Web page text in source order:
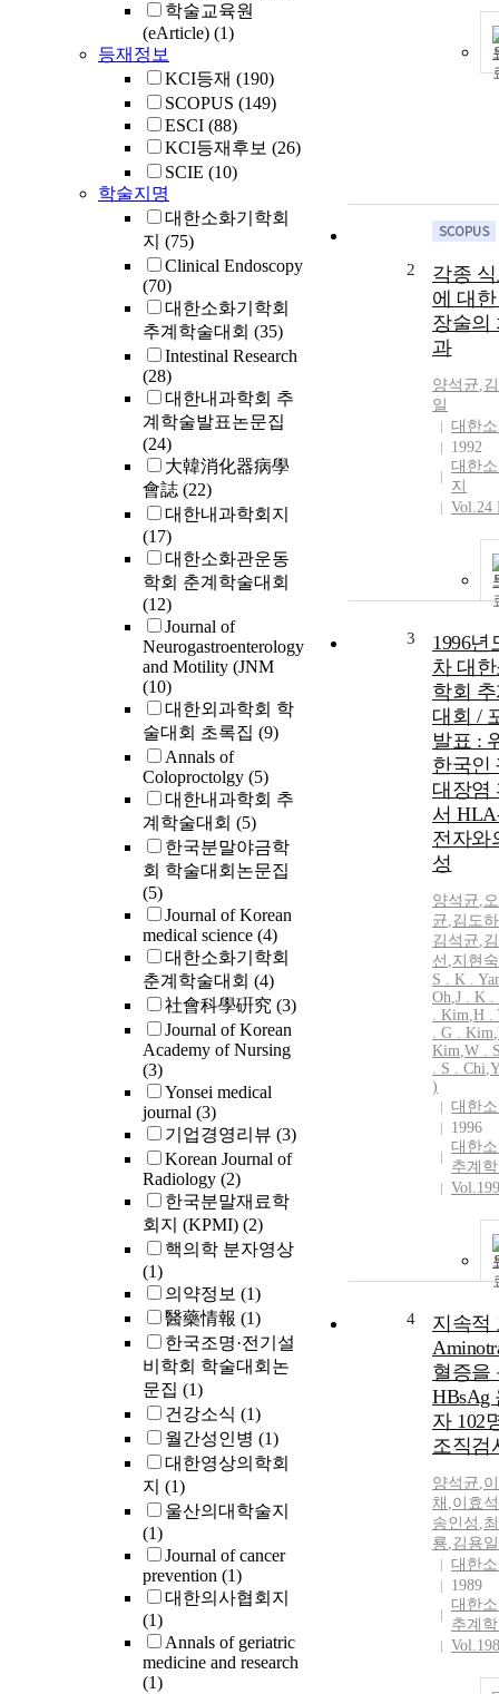
학술교육원
(eArticle) (1)
등재정보
KCI등재 (190)
SCOPUS (149)
ESCI (88)
KCI등재후보 (26)
SCIE (10)
학술지명
대한소화기학회
지 (75)
Clinical Endoscopy
(70)
대한소화기학회
추계학술대회 (35)
Intestinal Research
(28)
대한내과학회 추
계학술발표논문집
(24)
大韓消化器病學
會誌 (22)
대한내과학회지
(17)
대한소화관운동
학회 춘계학술대회
(12)
Journal of
Neurogastroenterology
and Motility (JNM
(10)
대한외과학회 학
술대회 초록집 (9)
Annals of
Coloproctolgy (5)
대한내과학회 추
계학술대회 (5)
한국분말야금학
회 학술대회논문집
(5)
Journal of Korean
medical science (4)
대한소화기학회
춘계학술대회 (4)
社會科學硏究 (3)
Journal of Korean
Academy of Nursing
(3)
Yonsei medical
journal (3)
기업경영리뷰 (3)
Korean Journal of
Radiology (2)
한국분말재료학
회지 (KPMI) (2)
핵의학 분자영상
(1)
의약정보 (1)
醫藥情報 (1)
한국조명·전기설
비학회 학술대회논
문집 (1)
건강소식 (1)
월간성인병 (1)
대한영상의학회
지 (1)
울산의대학술지
(1)
Journal of cancer
prevention (1)
대한의사협회지
(1)
Annals of geriatric
medicine and research
(1)
2
각종
에 대
장술의
과
양석균,
일
대한
1992
대한
지
Vol.24
3
1996년
차 대
학회
대회 /
발표 :
한국인
대장염
서
전자와
성
양석균,
균,김도하
김석균,
선 ,지현숙
S . K .
Oh,J . K .
. Kim,H .
. G . Kim,
Kim,W .
. S . Chi,
)
대한
1996
대한
추계
4
지속적
혈증을
HBsAg
자 102
조직검
양석균,
채 ,이효석
송인성 ,
룡,김용일
대한
1989
대한
추계